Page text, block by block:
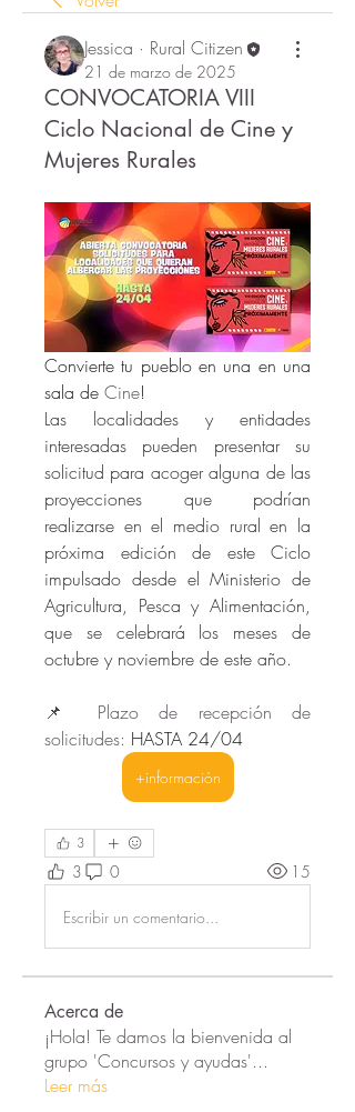
Jessica · Rural Citizen
21 de marzo de 2025
CONVOCATORIA VIII
Ciclo Nacional de Cine y
Mujeres Rurales
Convierte tu pueblo en una en una
sala de Cine!
Las localidades y entidades
interesadas pueden presentar su
solicitud para acoger alguna de las
proyecciones que podrían
realizarse en el medio rural en la
próxima edición de este Ciclo
impulsado desde el Ministerio de
Agricultura, Pesca y Alimentación,
que se celebrará los meses de
octubre y noviembre de este año.
📌 Plazo de recepción de
solicitudes: HASTA 24/04
+información
3
3 0 15
Escribir un comentario...
Acerca de
¡Hola! Te damos la bienvenida al
grupo 'Concursos y ayudas'...
Leer más